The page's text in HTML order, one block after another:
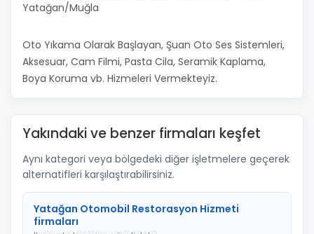
Yatağan/Muğla
Oto Yıkama Olarak Başlayan, Şuan Oto Ses Sistemleri,
Aksesuar, Cam Filmi, Pasta Cila, Seramik Kaplama,
Boya Koruma vb. Hizmeleri Vermekteyiz.
Yakındaki ve benzer firmaları keşfet
Aynı kategori veya bölgedeki diğer işletmelere geçerek
alternatifleri karşılaştırabilirsiniz.
Yatağan Otomobil Restorasyon Hizmeti
firmaları